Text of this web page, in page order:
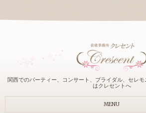
関西でのパーティー、コンサート、ブライダル、セレ
はクレセントへ
MENU